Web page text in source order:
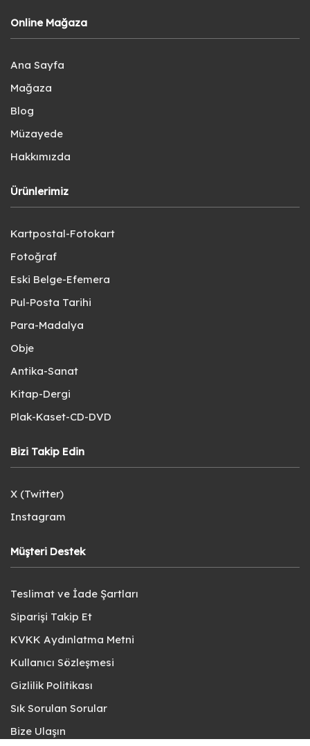
Online Mağaza
Ana Sayfa
Mağaza
Blog
Müzayede
Hakkımızda
Ürünlerimiz
Kartpostal-Fotokart
Fotoğraf
Eski Belge-Efemera
Pul-Posta Tarihi
Para-Madalya
Obje
Antika-Sanat
Kitap-Dergi
Plak-Kaset-CD-DVD
Bizi Takip Edin
X (Twitter)
Instagram
Müşteri Destek
Teslimat ve İade Şartları
Siparişi Takip Et
KVKK Aydınlatma Metni
Kullanıcı Sözleşmesi
Gizlilik Politikası
Sık Sorulan Sorular
Bize Ulaşın